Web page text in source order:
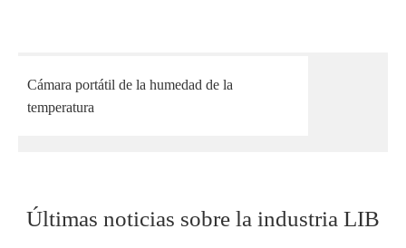
Cámara portátil de la humedad de la
temperatura
Últimas noticias sobre la industria LIB